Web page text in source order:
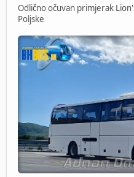
Odlično očuvan primjerak
Poljske